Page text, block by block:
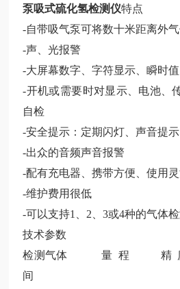
泵吸式硫化氢检测仪特点
-自带吸气泵可将数十米距离外
-声、光报警
-大屏幕数字、字符显示、瞬时
-开机或需要时对显示、电池、
自检
-安全提示：定期闪灯、声音提示
-出众的音频声音报警
-配有充电器、携带方便、使用
-维护费用很低
-可以支持1、2、3或4种的气体检
技术参数
检测气体
量 程 精
间